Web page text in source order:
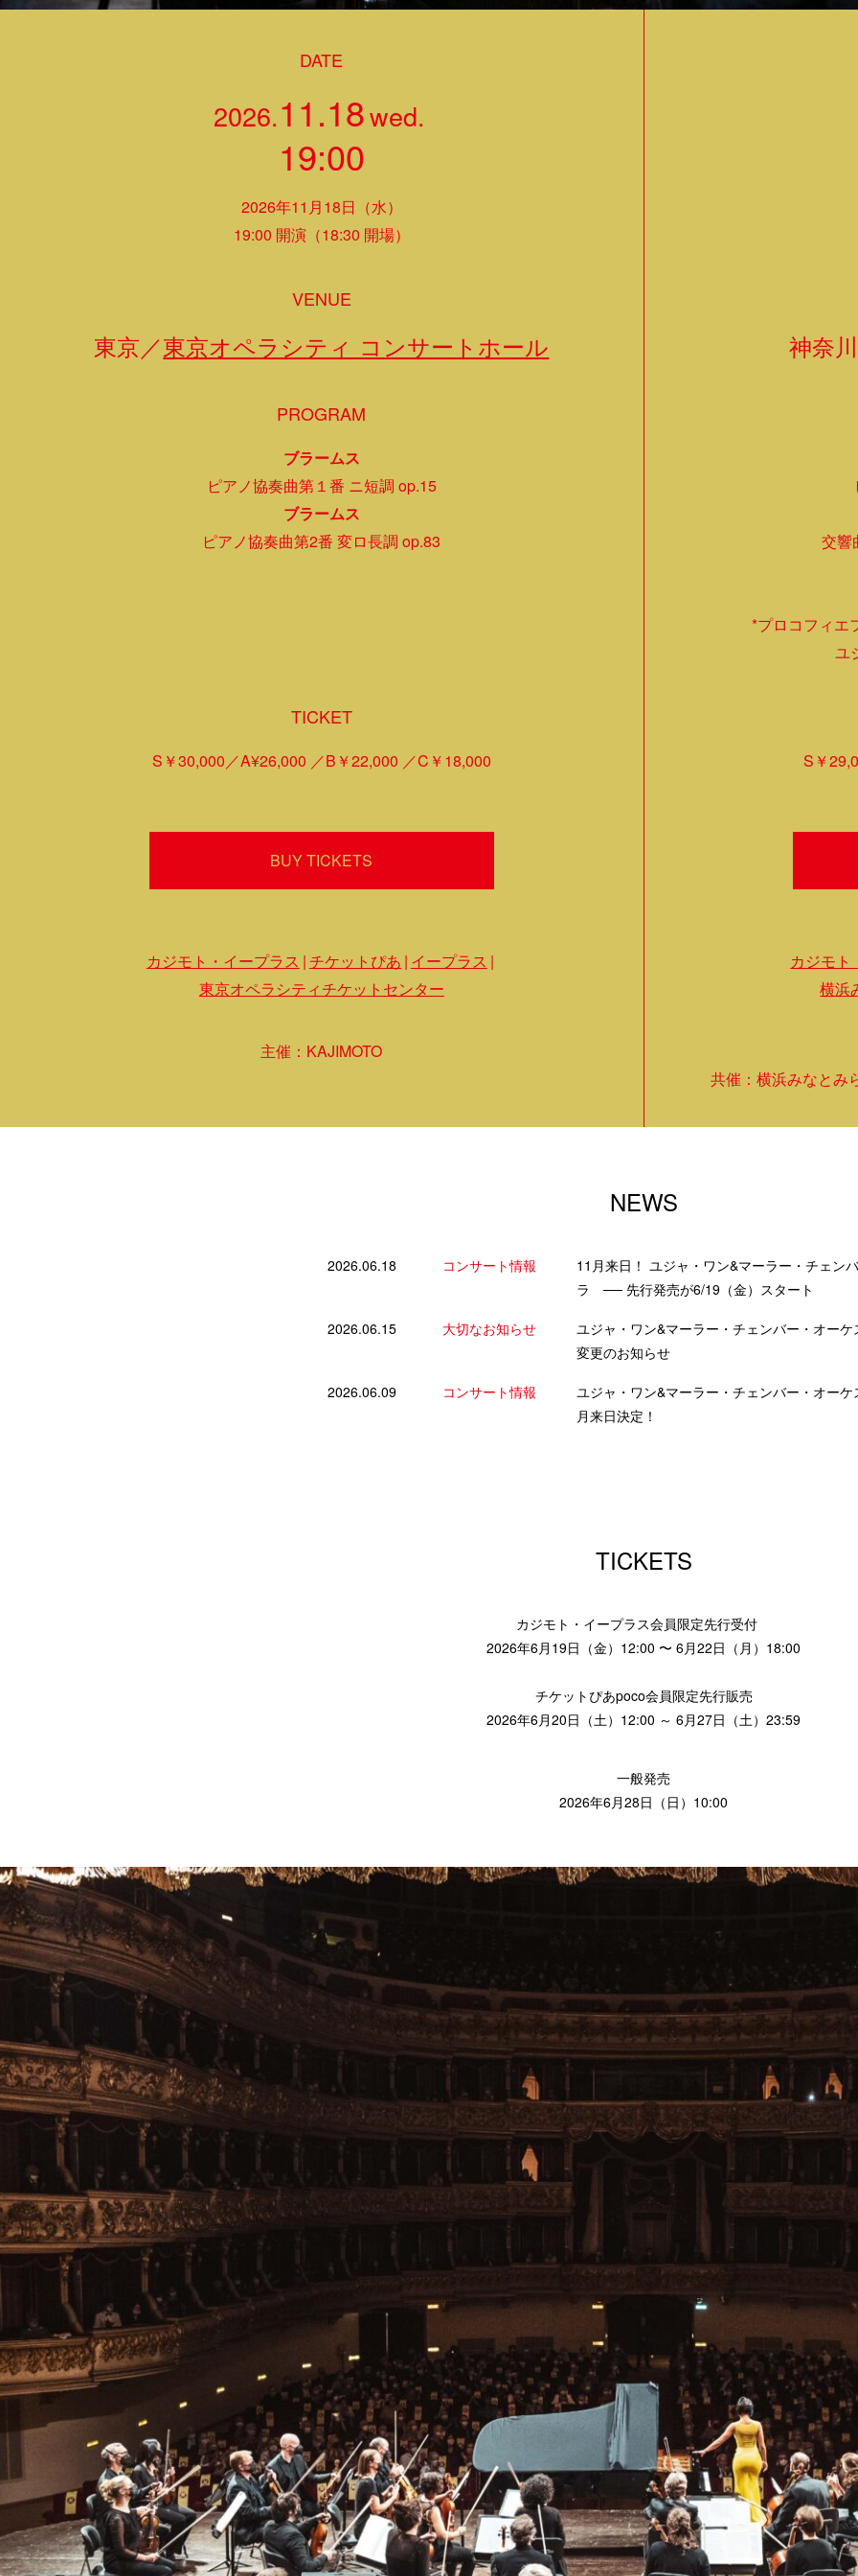
DATE
2026.11.18wed.
19:00
2026年11月18日（水）
19:00 開演（18:30 開場）
VENUE
東京／東京オペラシティ コンサートホール
PROGRAM
ブラームス
ピアノ協奏曲第１番 ニ短調 op.15
ブラームス
ピアノ協奏曲第2番 変ロ長調 op.83
TICKET
S￥30,000 A¥26,000 B￥22,000 C￥18,000
BUY TICKETS
カジモト・イープラス チケットぴあ イープラス
東京オペラシティチケットセンター
主催：KAJIMOTO
神奈
交響
*プロコフィエ
ユ
S￥
カジモト
横浜
共催：横浜みなとみ
NEWS
2026.06.18 コンサート情報
11月来日！ ユジャ・ワン&マーラー・チェン
ラ ── 先行発売が6/19（金）スタート
2026.06.15 大切なお知らせ
ユジャ・ワン&マーラー・チェンバー・オー
変更のお知らせ
2026.06.09 コンサート情報
ユジャ・ワン&マーラー・チェンバー・オーケ
月来日決定！
TICKETS
カジモト・イープラス会員限定先行受付
2026年6月19日（金）12:00 〜 6月22日（月）18:00
チケットぴあpoco会員限定先行販売
2026年6月20日（土）12:00 ～ 6月27日（土）23:59
一般発売
2026年6月28日（日）10:00